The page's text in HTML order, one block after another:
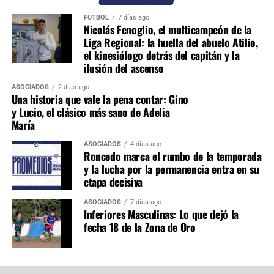
FÚTBOL 7 días ago
Nicolás Fenoglio, el multicampeón de la
Liga Regional: la huella del abuelo Atilio,
el kinesiólogo detrás del capitán y la
ilusión del ascenso
ASOCIADOS 2 días ago
Una historia que vale la pena contar: Gino
y Lucio, el clásico más sano de Adelia
María
ASOCIADOS 4 días ago
Roncedo marca el rumbo de la temporada
y la lucha por la permanencia entra en su
etapa decisiva
ASOCIADOS 7 días ago
Inferiores Masculinas: Lo que dejó la
fecha 18 de la Zona de Oro